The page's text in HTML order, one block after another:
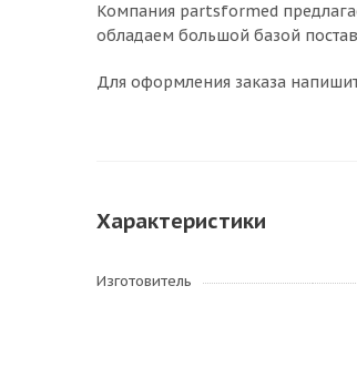
Компания partsformed
обладаем большой базой
Для оформления заказа
Характеристики
Изготовитель